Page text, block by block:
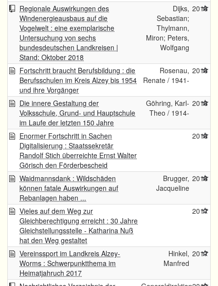
Regionale Auswirkungen des
Windenergieausbaus auf die
Vogelwelt : eine exemplarische
Untersuchung von sechs
bundesdeutschen Landkreisen |
Stand: Oktober 2018
Dijks,
Sebastian;
Thylmann,
Miron; Peters,
Wolfgang
2018
Fortschritt braucht Berufsbildung : die
Berufsschulen im Kreis Alzey bis 1954
und ihre Vorgänger
Rosenau,
Renate / 1941-
2018
Die innere Gestaltung der
Volksschule, Grund- und Hauptschule
im Laufe der letzten 150 Jahre
Göhring, Karl-
Theo / 1914-
2018
Enormer Fortschritt in Sachen
Digitalisierung : Staatssekretär
Randolf Stich überreichte Ernst Walter
Görisch den Förderbescheid
2018
Waidmannsdank : Wildschäden
können fatale Auswirkungen auf
Rebanlagen haben ...
Brugger,
Jacqueline
2018
Vieles auf dem Weg zur
Gleichberechtigung erreicht : 30 Jahre
Gleichstellungsstelle - Katharina Nuß
hat den Weg gestaltet
2017
Vereinssport im Landkreis Alzey-
Worms : Schwerpunktthema im
Heimatjahruch 2017
Hinkel,
Manfred
2017